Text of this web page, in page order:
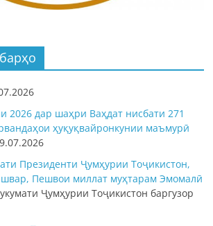
2026 дар шаҳри Ваҳдат нисбати 271
ҳуқуқвайронкунии маъмурӣ
Президенти Ҷумҳурии Тоҷикистон,
Пешвои миллат муҳтарам Эмомалӣ
Ҷумҳурии Тоҷикистон баргузор